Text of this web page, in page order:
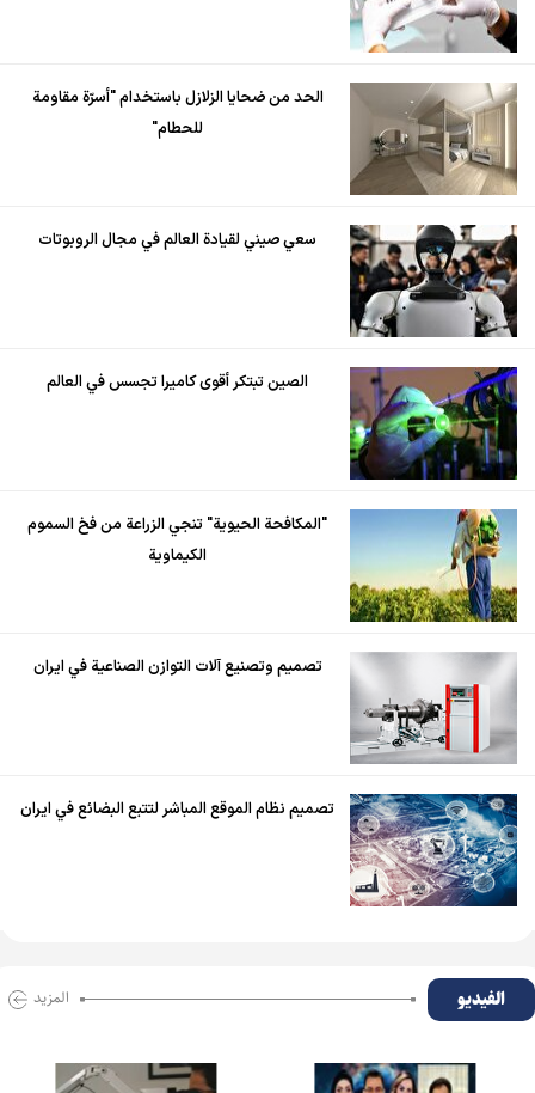
الحد من ضحايا الزلازل باستخدام "أسرّة مقاومة
للحطام"
سعي صيني لقيادة العالم في مجال الروبوتات
الصين تبتكر أقوى كاميرا تجسس في العالم
"المكافحة الحيوية" تنجي الزراعة من فخ السموم
الكيماوية
تصميم وتصنيع آلات التوازن الصناعية في ايران
تصميم نظام الموقع المباشر لتتبع البضائع في ايران
الفیدیو المزید